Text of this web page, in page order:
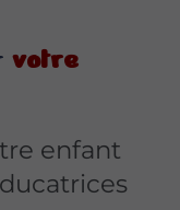
votre
enfant